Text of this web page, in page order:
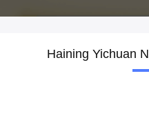
Haining Yichuan